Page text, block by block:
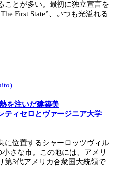
ことが多い。最初に独立宣言を
First State”、いつも光溢れる
を注いだ建築美
ティセロとヴァージニア大学
に位置するシャーロッツヴィル
さな市。この地には、アメリ
第3代アメリカ合衆国大統領で